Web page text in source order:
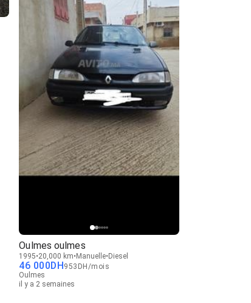
Oulmes oulmes
1995 20,000 km Manuelle Diesel
46 000DH953 DH /mois
Oulmes
il y a 2 semaines